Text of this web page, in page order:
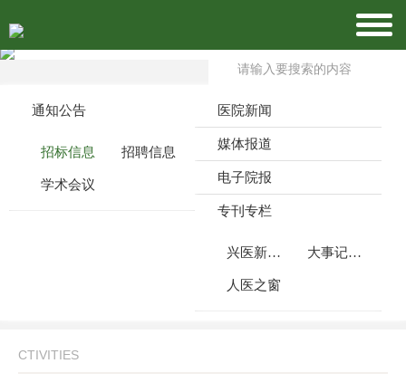
通知公告
招标信息 招聘信息
学术会议
医院新闻
媒体报道
电子院报
专刊专栏
兴医新闻周刊 大事记月报
人医之窗
CTIVITIES